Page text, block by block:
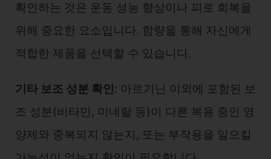
확인하는 것은 운동 성능 향상이나 피로 회복을
위해 중요한 요소입니다. 함량을 통해 자신에게
적합한 제품을 선택할 수 있습니다.
기타 보조 성분 확인: 아르기닌 이외에 포함된 보
조 성분(비타민, 미네랄 등)이 다른 복용 중인 영
양제와 중복되지 않는지, 또는 부작용을 일으킬